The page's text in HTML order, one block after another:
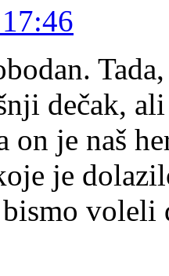
dečak,
on je naš
je
bismo